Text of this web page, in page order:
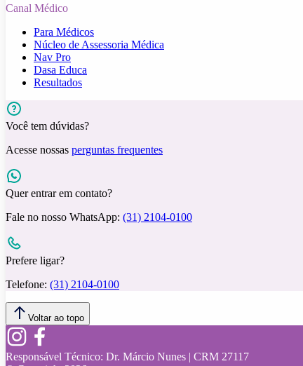
Canal Médico
Para Médicos
Núcleo de Assessoria Médica
Nav Pro
Dasa Educa
Resultados
Você tem dúvidas?
Acesse nossas perguntas frequentes
Quer entrar em contato?
Fale no nosso WhatsApp: (31) 2104-0100
Prefere ligar?
Telefone: (31) 2104-0100
Voltar ao topo
Responsável Técnico: Dr. Márcio Nunes | CRM 27117